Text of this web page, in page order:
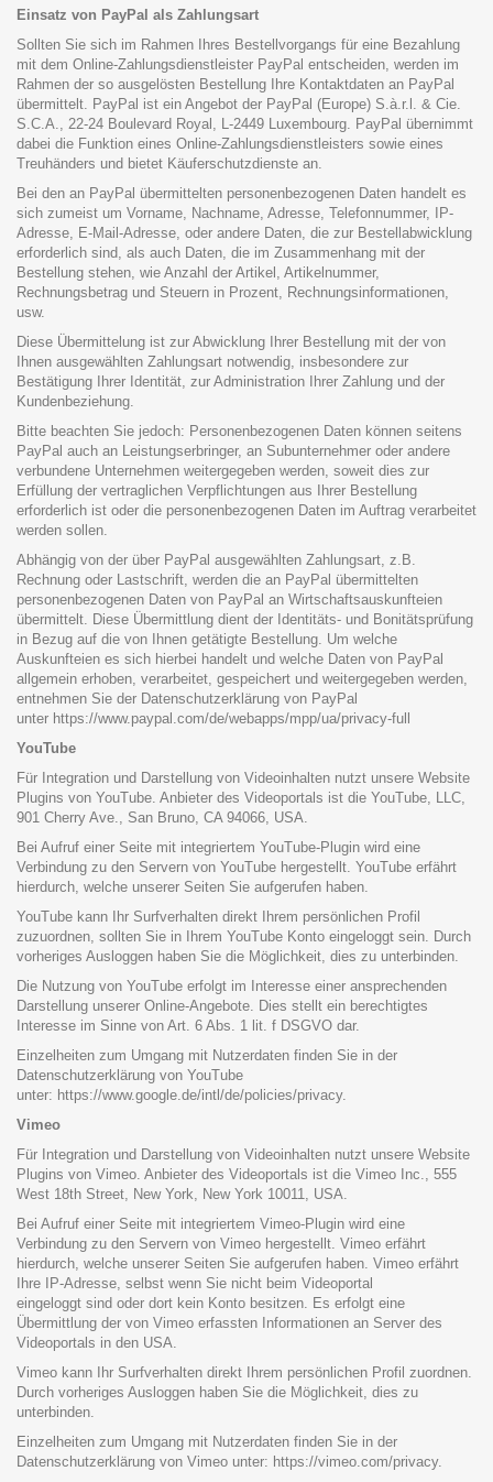
Einsatz von PayPal als Zahlungsart
Sollten Sie sich im Rahmen Ihres Bestellvorgangs für eine Bezahlung
mit dem Online-Zahlungsdienstleister PayPal entscheiden, werden im
Rahmen der so ausgelösten Bestellung Ihre Kontaktdaten an PayPal
übermittelt. PayPal ist ein Angebot der PayPal (Europe) S.à.r.l. & Cie.
S.C.A., 22-24 Boulevard Royal, L-2449 Luxembourg. PayPal übernimmt
dabei die Funktion eines Online-Zahlungsdienstleisters sowie eines
Treuhänders und bietet Käuferschutzdienste an.
Bei den an PayPal übermittelten personenbezogenen Daten handelt es
sich zumeist um Vorname, Nachname, Adresse, Telefonnummer, IP-
Adresse, E-Mail-Adresse, oder andere Daten, die zur Bestellabwicklung
erforderlich sind, als auch Daten, die im Zusammenhang mit der
Bestellung stehen, wie Anzahl der Artikel, Artikelnummer,
Rechnungsbetrag und Steuern in Prozent, Rechnungsinformationen,
usw.
Diese Übermittelung ist zur Abwicklung Ihrer Bestellung mit der von
Ihnen ausgewählten Zahlungsart notwendig, insbesondere zur
Bestätigung Ihrer Identität, zur Administration Ihrer Zahlung und der
Kundenbeziehung.
Bitte beachten Sie jedoch: Personenbezogenen Daten können seitens
PayPal auch an Leistungserbringer, an Subunternehmer oder andere
verbundene Unternehmen weitergegeben werden, soweit dies zur
Erfüllung der vertraglichen Verpflichtungen aus Ihrer Bestellung
erforderlich ist oder die personenbezogenen Daten im Auftrag verarbeitet
werden sollen.
Abhängig von der über PayPal ausgewählten Zahlungsart, z.B.
Rechnung oder Lastschrift, werden die an PayPal übermittelten
personenbezogenen Daten von PayPal an Wirtschaftsauskunfteien
übermittelt. Diese Übermittlung dient der Identitäts- und Bonitätsprüfung
in Bezug auf die von Ihnen getätigte Bestellung. Um welche
Auskunfteien es sich hierbei handelt und welche Daten von PayPal
allgemein erhoben, verarbeitet, gespeichert und weitergegeben werden,
entnehmen Sie der Datenschutzerklärung von PayPal
unter https://www.paypal.com/de/webapps/mpp/ua/privacy-full
YouTube
Für Integration und Darstellung von Videoinhalten nutzt unsere Website
Plugins von YouTube. Anbieter des Videoportals ist die YouTube, LLC,
901 Cherry Ave., San Bruno, CA 94066, USA.
Bei Aufruf einer Seite mit integriertem YouTube-Plugin wird eine
Verbindung zu den Servern von YouTube hergestellt. YouTube erfährt
hierdurch, welche unserer Seiten Sie aufgerufen haben.
YouTube kann Ihr Surfverhalten direkt Ihrem persönlichen Profil
zuzuordnen, sollten Sie in Ihrem YouTube Konto eingeloggt sein. Durch
vorheriges Ausloggen haben Sie die Möglichkeit, dies zu unterbinden.
Die Nutzung von YouTube erfolgt im Interesse einer ansprechenden
Darstellung unserer Online-Angebote. Dies stellt ein berechtigtes
Interesse im Sinne von Art. 6 Abs. 1 lit. f DSGVO dar.
Einzelheiten zum Umgang mit Nutzerdaten finden Sie in der
Datenschutzerklärung von YouTube
unter: https://www.google.de/intl/de/policies/privacy.
Vimeo
Für Integration und Darstellung von Videoinhalten nutzt unsere Website
Plugins von Vimeo. Anbieter des Videoportals ist die Vimeo Inc., 555
West 18th Street, New York, New York 10011, USA.
Bei Aufruf einer Seite mit integriertem Vimeo-Plugin wird eine
Verbindung zu den Servern von Vimeo hergestellt. Vimeo erfährt
hierdurch, welche unserer Seiten Sie aufgerufen haben. Vimeo erfährt
Ihre IP-Adresse, selbst wenn Sie nicht beim Videoportal
eingeloggt sind oder dort kein Konto besitzen. Es erfolgt eine
Übermittlung der von Vimeo erfassten Informationen an Server des
Videoportals in den USA.
Vimeo kann Ihr Surfverhalten direkt Ihrem persönlichen Profil zuordnen.
Durch vorheriges Ausloggen haben Sie die Möglichkeit, dies zu
unterbinden.
Einzelheiten zum Umgang mit Nutzerdaten finden Sie in der
Datenschutzerklärung von Vimeo unter: https://vimeo.com/privacy.